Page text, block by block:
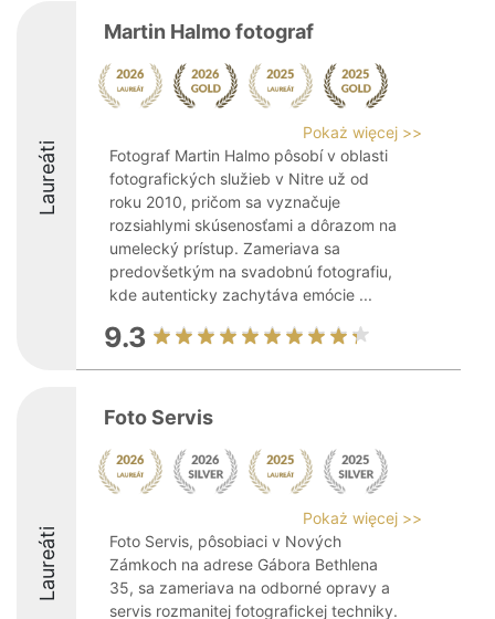
Laureáti
Martin Halmo fotograf
Pokaż więcej >>
Fotograf Martin Halmo pôsobí v oblasti
fotografických služieb v Nitre už od
roku 2010, pričom sa vyznačuje
rozsiahlymi skúsenosťami a dôrazom na
umelecký prístup. Zameriava sa
predovšetkým na svadobnú fotografiu,
kde autenticky zachytáva emócie ...
9.3
Laureáti
Foto Servis
Pokaż więcej >>
Foto Servis, pôsobiaci v Nových
Zámkoch na adrese Gábora Bethlena
35, sa zameriava na odborné opravy a
servis rozmanitej fotografickej techniky.